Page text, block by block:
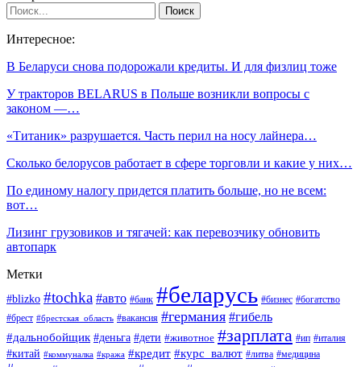
Интересное:
В Беларуси снова подорожали кредиты. И для физлиц тоже
У тракторов BELARUS в Польше возникли вопросы с
законом —…
«Титаник» разрушается. Часть перил на носу лайнера…
Сколько белорусов работает в сфере торговли и какие у них…
По единому налогу придется платить больше, но не всем:
вот…
Лизинг грузовиков и тягачей: как перевозчику обновить
автопарк
Метки
#blizko #tochka #авто #банк #беларусь #бизнес #богатство
#брест #брестская_область #вакансия #германия #гибель
#дальнобойщик #деньга #дети #животное #зарплата #ип #италия
#китай #коммуналка #кража #кредит #курс_валют #литва #медицина